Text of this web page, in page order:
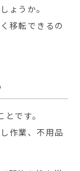
ょうか。
移転できるの
です。
作業、不用品